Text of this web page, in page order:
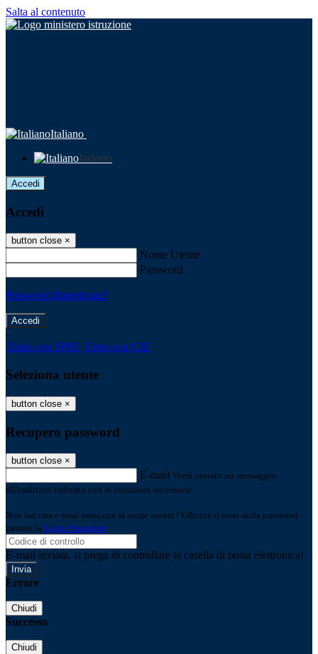
Salta al contenuto
Italiano
Italiano
Accedi
Accedi
button close ×
Nome Utente
Password
Password dimenticata?
-
Entra con SPID Entra con CIE
Seleziona utente
button close ×
Recupero password
button close ×
E-mail Verrà inviato un messaggio
all'indirizzo indicato con le istruzioni necessarie.
Non hai una e-mail associata al nome utente? Effettua il reset della password
tramite la Login Spaggiari
E-mail inviata, si prega di controllare la casella di posta elettronica!
Errore
Chiudi
Successo
Chiudi